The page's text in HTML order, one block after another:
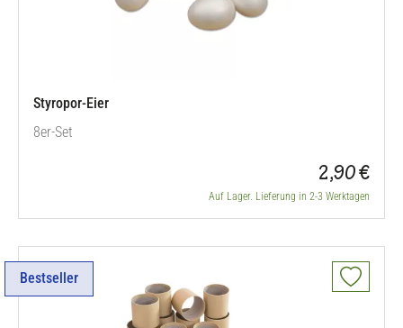
Styropor-Eier
8er-Set
2,90 €
Auf Lager. Lieferung in 2-3 Werktagen
Bestseller